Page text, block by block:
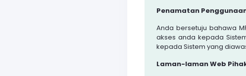
Penamatan
Anda bersetuju bahawa
akses anda kepada
kepada Sistem yang
Laman-laman Web